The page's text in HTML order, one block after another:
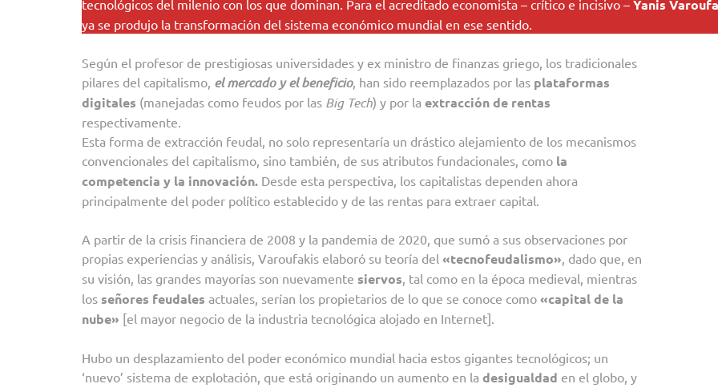
tecnológicos del milenio con los que dominan. Para el acreditado economista – crítico e incisivo – Yanis
ya se produjo la transformación del sistema económico mundial en ese sentido.
Según el profesor de prestigiosas universidades y ex ministro de finanzas griego, los tradicionales
pilares del capitalismo, el mercado y el beneficio, han sido reemplazados por las plataformas
digitales (manejadas como feudos por las Big Tech) y por la extracción de rentas
respectivamente.
Esta forma de extracción feudal, no solo representaría un drástico alejamiento de los mecanismos
convencionales del capitalismo, sino también, de sus atributos fundacionales, como la
competencia y la innovación. Desde esta perspectiva, los capitalistas dependen ahora
principalmente del poder político establecido y de las rentas para extraer capital.
A partir de la crisis financiera de 2008 y la pandemia de 2020, que sumó a sus observaciones por
propias experiencias y análisis, Varoufakis elaboró su teoría del «tecnofeudalismo» , dado que, en
su visión, las grandes mayorías son nuevamente siervos , tal como en la época medieval, mientras
los señores feudales actuales, serían los propietarios de lo que se conoce como «capital de la
nube» [el mayor negocio de la industria tecnológica alojado en Internet].
Hubo un desplazamiento del poder económico mundial hacia estos gigantes tecnológicos; un
‘nuevo’ sistema de explotación, que está originando un aumento en la desigualdad en el globo, y